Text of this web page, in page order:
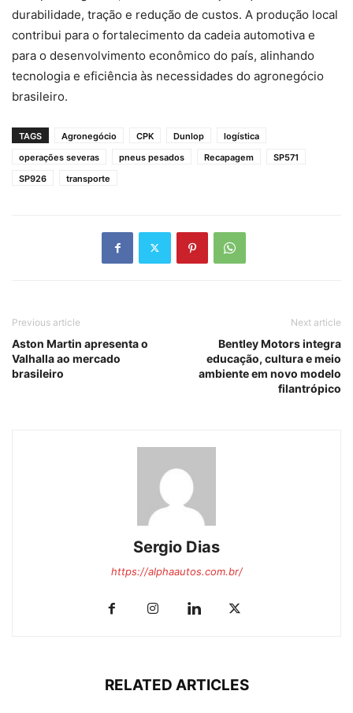
durabilidade, tração e redução de custos. A produção local
contribui para o fortalecimento da cadeia automotiva e
para o desenvolvimento econômico do país, alinhando
tecnologia e eficiência às necessidades do agronegócio
brasileiro.
TAGS Agronegócio CPK Dunlop
logística
operações severas
pneus pesados Recapagem
SP571
SP926
transporte
Previous article
Aston Martin apresenta o
Valhalla ao mercado
brasileiro
Next article
Bentley Motors integra
educação, cultura e meio
ambiente em novo modelo
filantrópico
Sergio Dias
https://alphaautos.com.br/
RELATED ARTICLES